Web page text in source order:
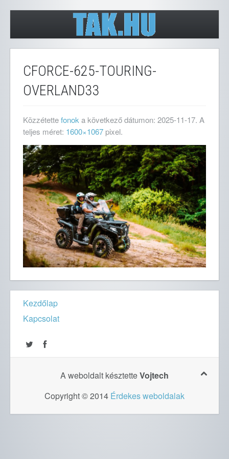
CFORCE-625-TOURING-
OVERLAND33
Közzétettefonok a következő dátumon: 2025-11-17. A
teljes méret: 1600×1067 pixel.
Kezdőlap
Kapcsolat
A weboldalt késztetteVojtech
Copyright © 2014 Érdekes weboldalak